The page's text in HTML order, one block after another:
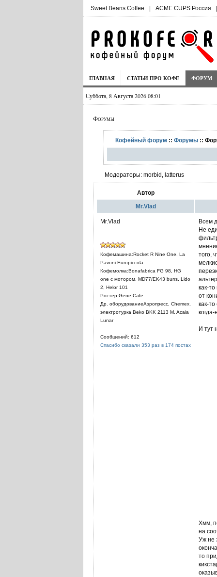
Sweet Beans Coffee | ACME CUPS Россия |
ГЛАВНАЯ СТАТЬИ ПРО КОФЕ ФОРУМ
Суббота, 8 Августа 2026 08:01
Форумы
Кофейный форум :: Форумы ::
Модераторы: morbid, latterus
Автор
Mr.Vlad
Mr.Vlad
Кофемашина:Rocket R Nine One, La
Pavoni Europiccola
Кофемолка:Bonafabrica FG 98, HG
one с мотором, MD77/EK43 burrs, Lido
2, Helor 101
Ростер:Gene Cafe
Др. оборудованиеАэропресс, Chemex,
электротурка Beko BKK 2113 M, Acaia
Lunar
Сообщений: 612
Спасибо сказали 353 раз в 174 постах
Всем
Не
того,
как-
от
как-
И тут
Хмм,
на
Уж не
то